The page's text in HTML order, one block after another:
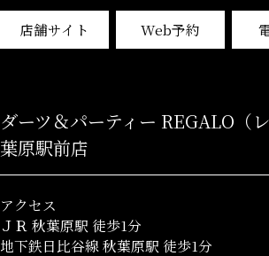
店舗サイト Web予約
ダーツ＆パーティー REGALO（
葉原駅前店
アクセス
ＪＲ 秋葉原駅 徒歩1分
地下鉄日比谷線 秋葉原駅 徒歩1分